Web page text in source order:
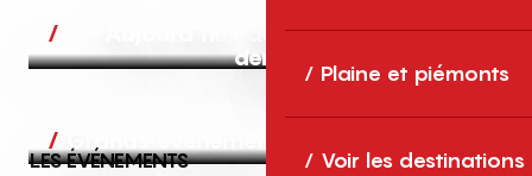
Plaine et piémonts
Voir les destinations
Aujourd’hui, demain et après-
demain
Grands événements
LES ÉVÉNEMENTS